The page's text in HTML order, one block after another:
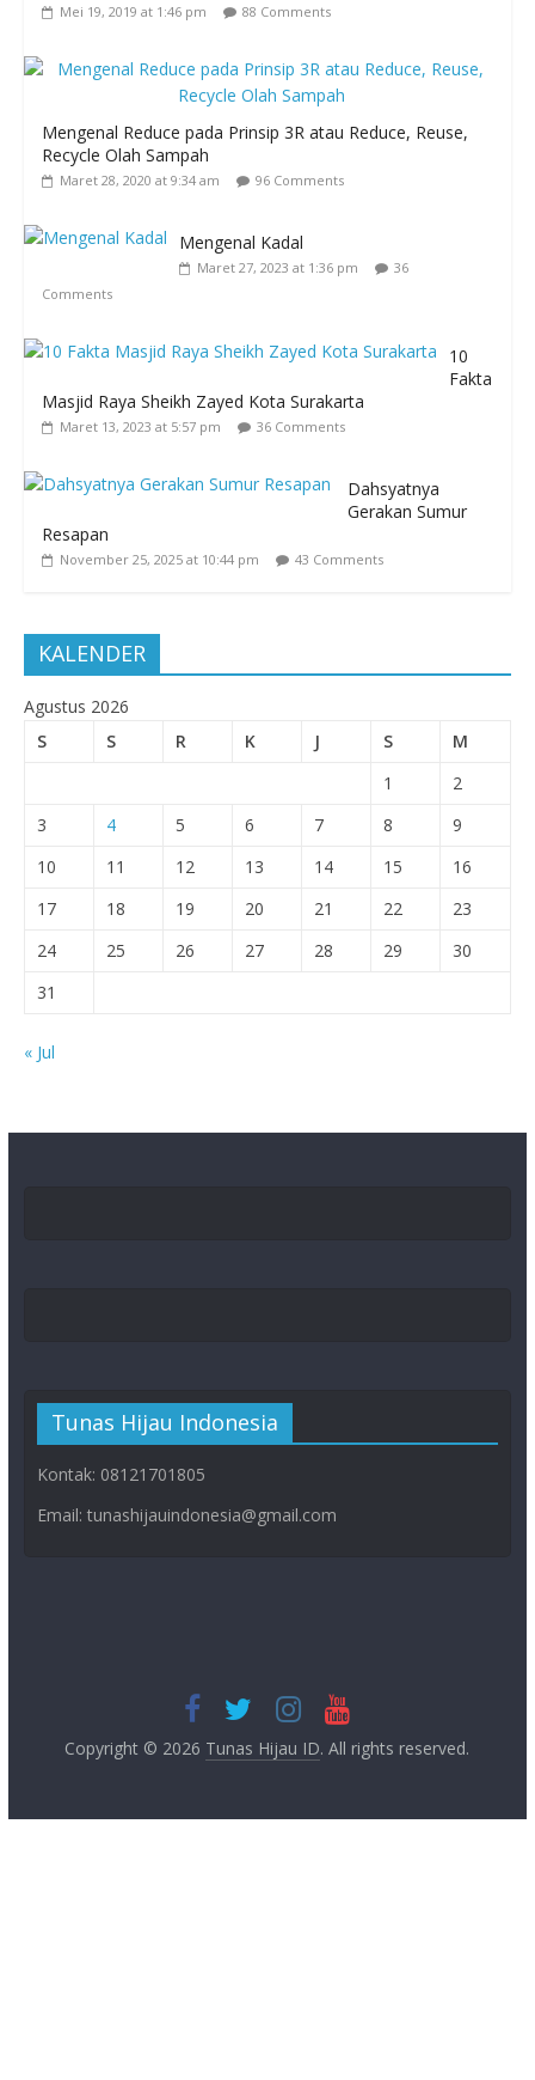
Mei 19, 2019 at 1:46 pm 88 Comments
Mengenal Reduce pada Prinsip 3R atau Reduce, Reuse,
Recycle Olah Sampah
Maret 28, 2020 at 9:34 am 96 Comments
Mengenal Kadal
Maret 27, 2023 at 1:36 pm
36
Comments
10
Fakta
Masjid Raya Sheikh Zayed Kota Surakarta
Maret 13, 2023 at 5:57 pm 36 Comments
Dahsyatnya
Gerakan Sumur
Resapan
November 25, 2025 at 10:44 pm 43 Comments
KALENDER
Agustus 2026
S
S R K J S
M
1
2
3
4 5 6 7 8
9
10
11 12 13 14 15
16
17
18 19 20 21 22
23
24
25 26 27 28 29
30
31
« Jul
Tunas Hijau Indonesia
Kontak: 08121701805
Email: tunashijauindonesia@gmail.com
Copyright © 2026 Tunas Hijau ID. All rights reserved.